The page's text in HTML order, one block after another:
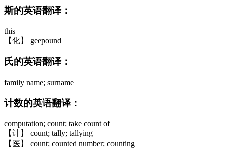
斯的英语翻译：
this
【化】 geepound
氏的英语翻译：
family name; surname
计数的英语翻译：
computation; count; take count of
【计】 count; tally; tallying
【医】 count; counted number; counting